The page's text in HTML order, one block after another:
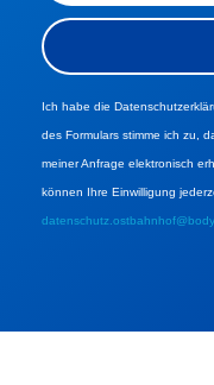
Ich habe die
des Formulars stimme ich zu,
meiner Anfrage elektronisch
können Ihre Einwilligung